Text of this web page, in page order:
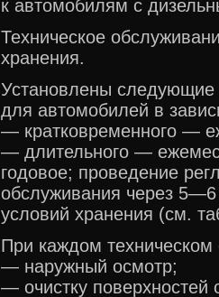
к автомобилям с
Техническое
хранения.
Установлены следующие
для автомобилей в
— кратковременного —
— длительного —
годовое; проведение
обслуживания через 5—6
условий хранения (см.
При каждом
— наружный осмотр;
— очистку поверхностей